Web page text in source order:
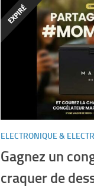
ELECTRONIQUE &
Gagnez un
craquer de